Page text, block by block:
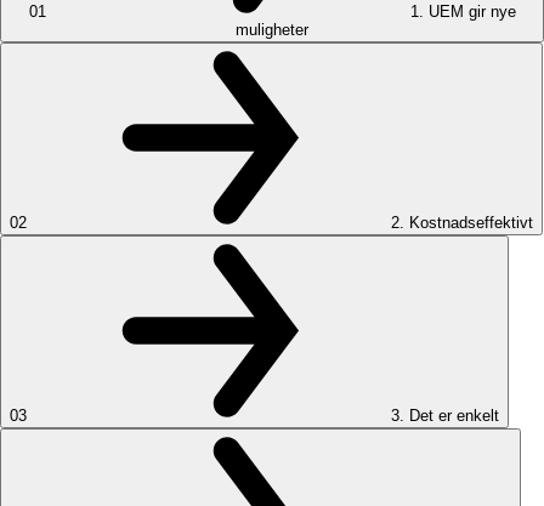
01
1. UEM gir nye
muligheter
02 2. Kostnadseffektivt
03 3. Det er enkelt